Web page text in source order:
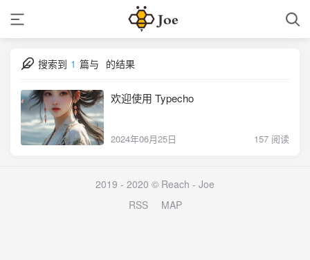
搜索到 1 篇与 的结果
欢迎使用 Typecho
2024年06月25日 157 阅读
2019 - 2020 © Reach - Joe
RSS
MAP